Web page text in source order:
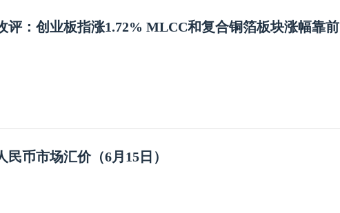
评：创业板指涨1.72% MLCC和复合铜箔板块涨幅靠前
民币市场汇价（6月15日）